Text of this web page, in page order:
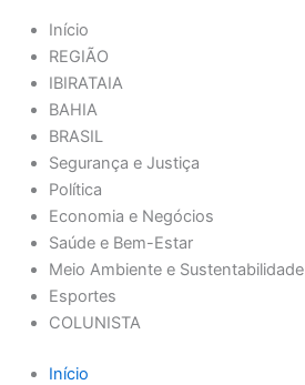
Início
REGIÃO
IBIRATAIA
BAHIA
BRASIL
Segurança e Justiça
Política
Economia e Negócios
Saúde e Bem-Estar
Meio Ambiente e Sustentabilidade
Esportes
COLUNISTA
Início